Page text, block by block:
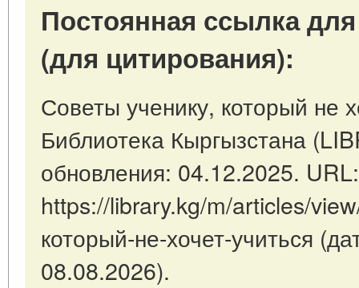
Постоянная ссылка
(для цитирования):
Советы ученику, который не
Библиотека Кыргызстана
обновления: 04.12.2025. URL:
https://library.kg/m/articles/
который-не-хочет-учиться
08.08.2026).